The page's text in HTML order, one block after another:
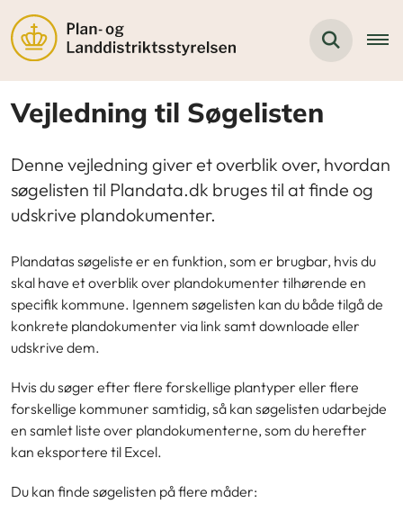
Vejledning til Søgelisten
Denne vejledning giver et overblik over, hvordan
søgelisten til Plandata.dk bruges til at finde og
udskrive plandokumenter.
Plandatas søgeliste er en funktion, som er brugbar, hvis du
skal have et overblik over plandokumenter tilhørende en
specifik kommune. Igennem søgelisten kan du både tilgå de
konkrete plandokumenter via link samt downloade eller
udskrive dem.
Hvis du søger efter flere forskellige plantyper eller flere
forskellige kommuner samtidig, så kan søgelisten udarbejde
en samlet liste over plandokumenterne, som du herefter
kan eksportere til Excel.
Du kan finde søgelisten på flere måder: